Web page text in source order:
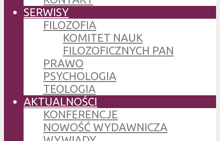
SERWISY
FILOZOFIA
KOMITET NAUK
FILOZOFICZNYCH PAN
PRAWO
PSYCHOLOGIA
TEOLOGIA
AKTUALNOŚCI
KONFERENCJE
NOWOŚĆ WYDAWNICZA